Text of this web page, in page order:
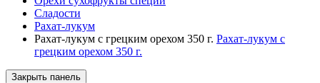
Сладости
Рахат-лукум
Рахат-лукум с грецким орехом 350 г. Рахат-лукум с
грецким орехом 350 г.
Закрыть панель